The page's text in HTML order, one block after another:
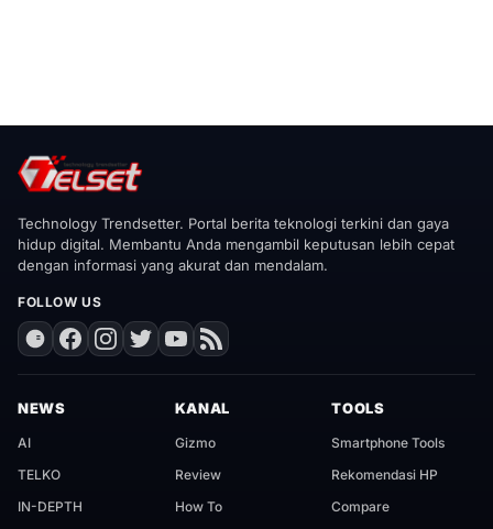
Technology Trendsetter. Portal berita teknologi terkini dan gaya
hidup digital. Membantu Anda mengambil keputusan lebih cepat
dengan informasi yang akurat dan mendalam.
FOLLOW US
NEWS
AI
TELKO
IN-DEPTH
KANAL
Gizmo
Review
How To
TOOLS
Smartphone Tools
Rekomendasi HP
Compare